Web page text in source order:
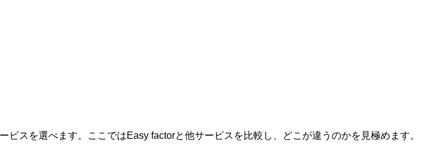
スを選べます。ここではEasy factorと他サービスを比較し、どこが違うのかを見極めます。